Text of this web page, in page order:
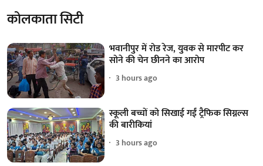
कोलकाता सिटी
भवानीपुर में रोड रेज, युवक से मारपीट कर
सोने की चेन छीनने का आरोप
3 hours ago
स्कूली बच्चों को सिखाई गईं ट्रैफिक सिग्नल्स
की बारीकियां
3 hours ago